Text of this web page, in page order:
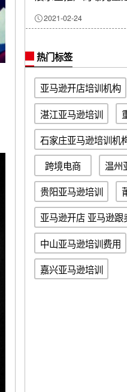
2021-02-24
热门标签
亚马逊开店培训机构
湛江亚马逊培训
石家庄亚马逊培训机
跨境电商
温州
贵阳亚马逊培训
亚马逊开店 亚马逊跟
中山亚马逊培训费用
嘉兴亚马逊培训